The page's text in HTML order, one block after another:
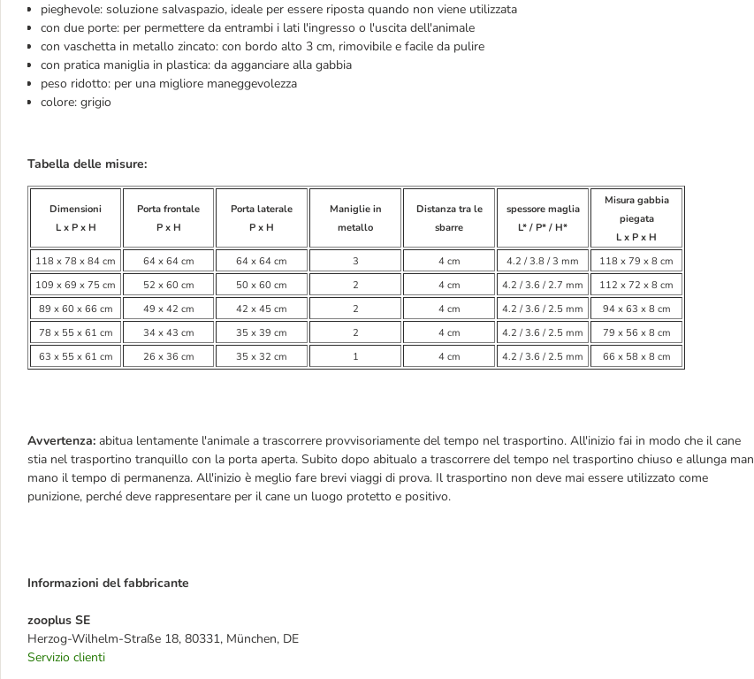
pieghevole: soluzione salvaspazio, ideale per essere riposta quando non viene utilizzata
con due porte: per permettere da entrambi i lati l'ingresso o l'uscita dell'animale
con vaschetta in metallo zincato: con bordo alto 3 cm, rimovibile e facile da pulire
con pratica maniglia in plastica: da agganciare alla gabbia
peso ridotto: per una migliore maneggevolezza
colore: grigio
Tabella delle misure:
Dimensioni
L x P x H
Porta frontale
P x H
Porta laterale
P x H
Maniglie in
metallo
Distanza tra le
sbarre
spessore maglia
L* / P* / H*
Misura gabbia
piegata
L x P x H
118 x 78 x 84 cm
64 x 64 cm 64 x 64 cm 3 4 cm 4.2 / 3.8 / 3 mm
118 x 79 x 8 cm
109 x 69 x 75 cm
52 x 60 cm 50 x 60 cm 2 4 cm 4.2 / 3.6 / 2.7 mm
112 x 72 x 8 cm
89 x 60 x 66 cm
49 x 42 cm 42 x 45 cm 2 4 cm 4.2 / 3.6 / 2.5 mm
94 x 63 x 8 cm
78 x 55 x 61 cm
34 x 43 cm 35 x 39 cm 2 4 cm 4.2 / 3.6 / 2.5 mm
79 x 56 x 8 cm
63 x 55 x 61 cm
26 x 36 cm 35 x 32 cm 1 4 cm 4.2 / 3.6 / 2.5 mm 66 x 58 x 8 cm
Avvertenza: abitua lentamente l'animale a trascorrere provvisoriamente del tempo nel trasportino. All'inizio fai in modo che il cane
stia nel trasportino tranquillo con la porta aperta. Subito dopo abitualo a trascorrere del tempo nel trasportino chiuso e allunga man
mano il tempo di permanenza. All'inizio è meglio fare brevi viaggi di prova. Il trasportino non deve mai essere utilizzato come
punizione, perché deve rappresentare per il cane un luogo protetto e positivo.
Informazioni del fabbricante
zooplus SE
Herzog-Wilhelm-Straße 18, 80331, München, DE
Servizio clienti